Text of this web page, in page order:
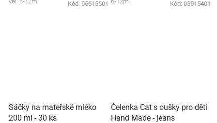
Kód: 05515501 Kód: 05515401
Sáčky na mateřské mléko
200 ml - 30 ks
Čelenka Cat s oušky pro děti
Hand Made - jeans